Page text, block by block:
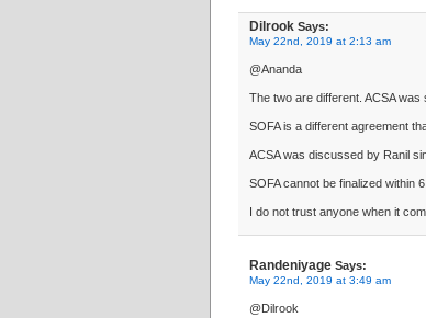
Dilrook Says:
May 22nd, 2019 at 2:13 am
@Ananda
The two are different. ACSA
SOFA is a different agreement
ACSA was discussed by Ranil
SOFA cannot be finalized within
I do not trust anyone when it
Randeniyage Says:
May 22nd, 2019 at 3:49 am
@Dilrook